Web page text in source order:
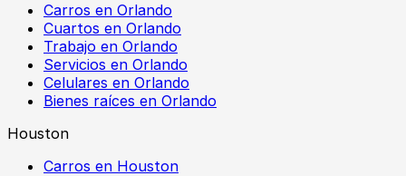
Carros en Orlando
Cuartos en Orlando
Trabajo en Orlando
Servicios en Orlando
Celulares en Orlando
Bienes raíces en Orlando
Houston
Carros en Houston